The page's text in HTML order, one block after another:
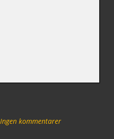
Ingen kommentarer